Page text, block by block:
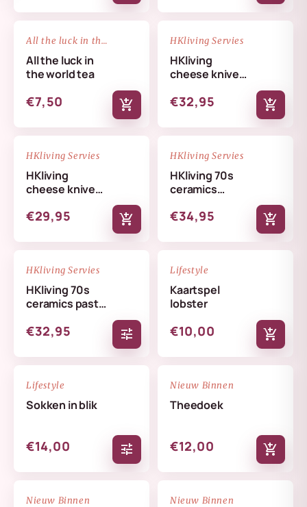
All the luck in the world
All the luck in
the world tea
€7,50 add_shopping_cart
NIEUW
HKliving Servies
HKliving
cheese knives
€32,95 add_shopping_cart
NIEUW
HKliving Servies
HKliving
cheese knives
€29,95 add_shopping_cart
NIEUW
HKliving Servies
HKliving 70s
ceramics
skyline
€34,95 add_shopping_cart
NIEUW
HKliving Servies
HKliving 70s
ceramics pasta
€32,95 tune
NIEUW
Lifestyle
Kaartspel
lobster
€10,00 add_shopping_cart
NIEUW
Lifestyle
Sokken in blik
€14,00 tune
NIEUW
Nieuw Binnen
Theedoek
€12,00 add_shopping_cart
NIEUW
Nieuw Binnen NIEUW
Nieuw Binnen